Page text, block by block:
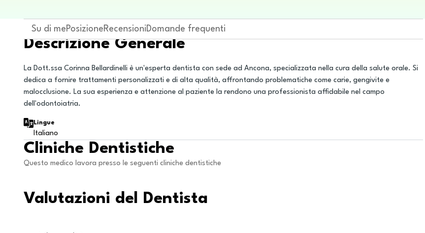
Su di mePosizioneRecensioniDomande frequenti
Descrizione Generale
La Dott.ssa Corinna Bellardinelli è un'esperta dentista con sede ad Ancona, specializzata nella cura della salute orale. Si
dedica a fornire trattamenti personalizzati e di alta qualità, affrontando problematiche come carie, gengivite e
malocclusione. La sua esperienza e attenzione al paziente la rendono una professionista affidabile nel campo
dell'odontoiatria.
Lingue
Italiano
Cliniche Dentistiche
Questo medico lavora presso le seguenti cliniche dentistiche
Valutazioni del Dentista